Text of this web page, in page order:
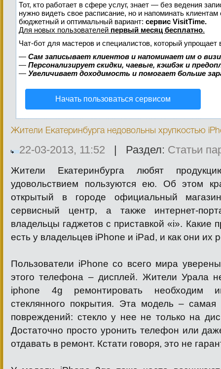
Тот, кто работает в сфере услуг, знает — без ведения
нужно видеть свое расписание, но и напоминать
бюджетный и оптимальный вариант: сервис VisitTime.
Для новых пользователей первый месяц бесплатно.
Чат-бот для мастеров и специалистов, который упрощает
— Сам записывает клиентов и напоминает им о
— Персонализирует скидки, чаевые, кэшбэк и
— Увеличивает доходимость и помогает больше
Начать пользоваться сервисом
Жители Екатеринбурга недовольны хрупкостью
22-03-2013, 11:52 | Раздел: Cтатьи
Жители Екатеринбурга любят
удовольствием пользуются ею. Об этом
открытый в городе официальный
сервисный центр, а также интернет-
владельцы гаджетов с приставкой «i». Какие
есть у владельцев iPhone и iPad, и как они их
Пользователи iPhone со всего мира
этого телефона – дисплей. Жители Урала
iphone 4g ремонтировать необходим
стеклянного покрытия. Эта модель – самая
повреждений: стекло у нее не только на
Достаточно просто уронить телефон или
отдавать в ремонт. Кстати говоря, это не